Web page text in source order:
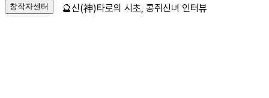
창작자센터 🔮신(神)타로의 시초, 콩쥐신녀 인터뷰